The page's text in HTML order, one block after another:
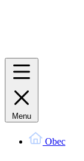
Menu
Obec